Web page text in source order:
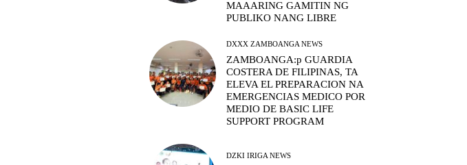
MAAARING GAMITIN NG
PUBLIKO NANG LIBRE
DXXX ZAMBOANGA NEWS
ZAMBOANGA:p GUARDIA
COSTERA DE FILIPINAS, TA
ELEVA EL PREPARACION NA
EMERGENCIAS MEDICO POR
MEDIO DE BASIC LIFE
SUPPORT PROGRAM
DZKI IRIGA NEWS